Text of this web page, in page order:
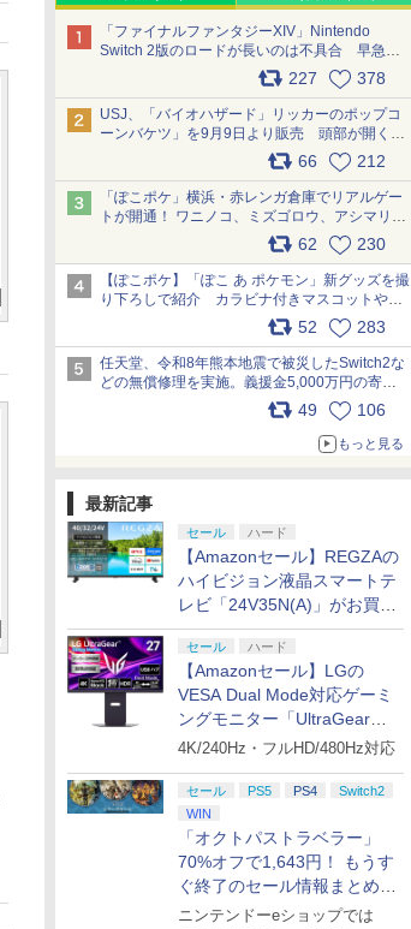
「ファイナルファンタジーXIV」Nintendo
Switch 2版のロードが長いのは不具合 早急に
アップデートできるよう対応中227 378
USJ、「バイオハザード」リッカーのポップコ
ーンバケツ」を9月9日より販売 頭部が開く仕
組み。味は恐怖を堪のう「味噌フレーバー」
66 212
「ぽこポケ」横浜・赤レンガ倉庫でリアルゲー
トが開通！ ワニノコ、ミズゴロウ、アシマリ登
場シーンをレポート pic.x.com/LDgEByVl6D
62 230
【ぽこポケ】「ぽこ あ ポケモン」新グッズを撮
り下ろしで紹介 カラビナ付きマスコットやス
52 283
任天堂、令和8年熊本地震で被災したSwitch2な
どの無償修理を実施。義援金5,000万円の寄付
も発表 pic.x.com/BAYsMfUfUC
49 106
もっと見る
最新記事
セール ハード
【Amazonセール】REGZAの
ハイビジョン液晶スマートテ
レビ「24V35N(A)」がお買い
得！
セール ハード
【Amazonセール】LGの
VESA Dual Mode対応ゲーミ
ングモニター「UltraGear
27G850A-B」がお買い得！
4K/240Hz・フルHD/480Hz対応
セール PS5 PS4
Switch2
WIN
「オクトパストラベラー」
70%オフで1,643円！ もうす
ぐ終了のセール情報まとめ
【8月8日更新】
ニンテンドーeショップでは